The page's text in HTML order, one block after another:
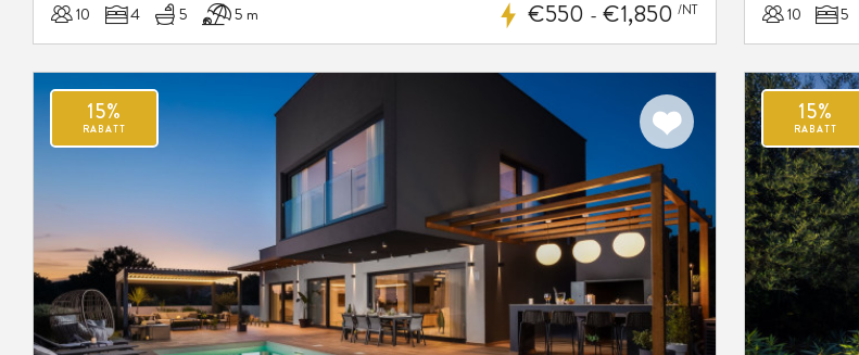
10 4 5 5 m €550 - €1,850 /NT 10 5
Zu meinen
Favoriten
hinzufügen
15%
RABATT
15%
RABATT